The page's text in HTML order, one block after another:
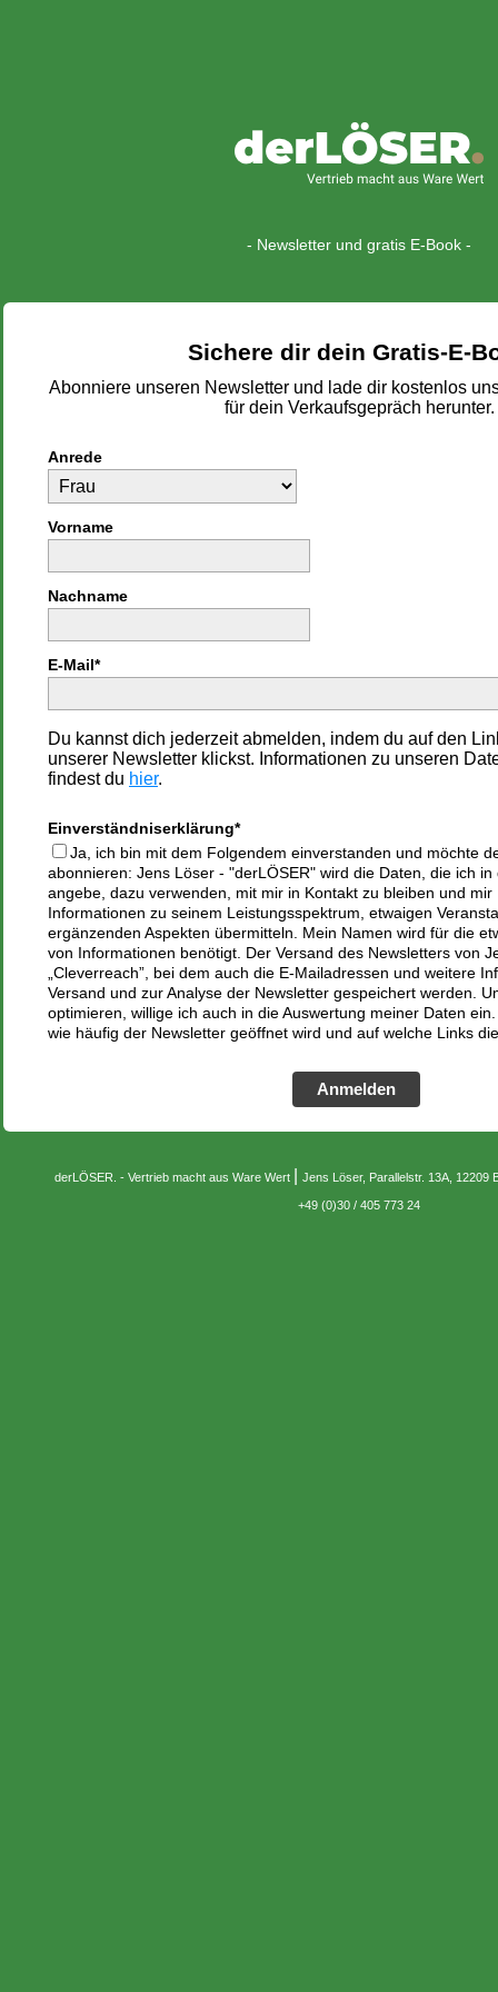
- Newsletter und gratis E-Book -
Sichere dir dein Gratis-E-
Abonniere unseren Newsletter und lade dir kostenlos
für dein Verkaufsgepräch herunter.
Anrede
Vorname
Nachname
E-Mail*
Du kannst dich jederzeit abmelden, indem du auf den
unserer Newsletter klickst. Informationen zu unseren
findest du hier.
Einverständniserklärung*
Ja, ich bin mit dem Folgendem einverstanden und möchte
abonnieren: Jens Löser - "derLÖSER" wird die Daten, die ich
angebe, dazu verwenden, mit mir in Kontakt zu bleiben und mir
Informationen zu seinem Leistungsspektrum, etwaigen
ergänzenden Aspekten übermitteln. Mein Namen wird für die
von Informationen benötigt. Der Versand des Newsletters von
„Cleverreach”, bei dem auch die E-Mailadressen und weitere
Versand und zur Analyse der Newsletter gespeichert werden.
optimieren, willige ich auch in die Auswertung meiner Daten
wie häufig der Newsletter geöffnet wird und auf welche Links
Anmelden
derLÖSER. - Vertrieb macht aus Ware Wert Jens Löser, Parallelstr. 13A, 12209
+49 (0)30 / 405 773 24